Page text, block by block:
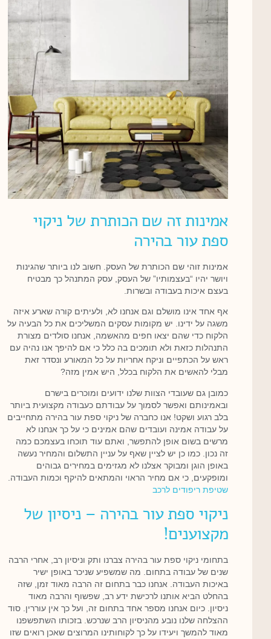
אמינות זה שם הכותרת של ניקוי
ספת עור בהירה
אמינות זוהי שם הכותרת של העסק. חשוב לנו ביותר שהגינות
ויושר יהיו “בעצמותיו” של העסק, עסק המתנהל כך מבטיח
בעצם איכות בעבודה ובשרות.
אף אחד אינו מושלם וגם אנחנו לא, ולעיתים קורה שארע איזה
משגה על ידינו. יש מקומות עסקים המשליכים את כל הבעיה על
הלקוח כדי שהם יצאו חפים מהאשמה, אנחנו סולדים מצורת
התנהלות כזאת ולא תומכים בה כלל כי אם להיפך אנו נהיה עם
ראש על הכתפיים וניקח אחריות על כל המאורע ונסדר זאת
מבלי להאשים את הלקוח בכלל, היש אמין מזה?
כמובן גם שעובדי הצוות שלנו ידועים ומוכרים בישרם
ובאמינותם ואפשר לסמוך על עבודתם כעבודה מקצועית ביותר
בלב רגוע ושקט! אנו כחברה של ניקוי ספת עור בהירה מתחייבים
על עבודה אמינה ועובדים שהם אמינים כי על כך אנחנו לא
מרשים בשום אופן להתפשר, ואתם עוד תוכחו בעצמכם כמה
זה נכון. כמו כן יש לציין שאף על עניין התשלום והמחיר נעשה
באופן הוגן ומבוקר אצלנו לא מגזימים במחירים גבוהים
ומופקעים, כי אם מחיר הראוי והמתאים להיקף וכמות העבודה.
שטיפת ריפודים לרכב
ניקוי ספת עור בהירה – ניסיון של
מקצוענים!
בתחומי ניקוי ספת עור בהירה צברנו ותק וניסיון רב, אחרי הרבה
שנים של עבודה בתחום. מה שמשפיע שניכר באופן ישיר
באיכות העבודה. אנחנו כבר בתחום זה הרבה מאוד זמן, שזה
בהחלט הביא אותנו לרכישת ידע רב, שפשוף והרבה מאוד
ניסיון. כיום אנחנו מספר אחד בתחום זה, ועל כך אין עוררין. סוד
ההצלחה שלנו נובע מהניסיון הרב שנרכש. בזכותו השתפשפנו
מאוד להמשך ויעידו על כך לקוחותינו המרוצים שאכן רואים שזו